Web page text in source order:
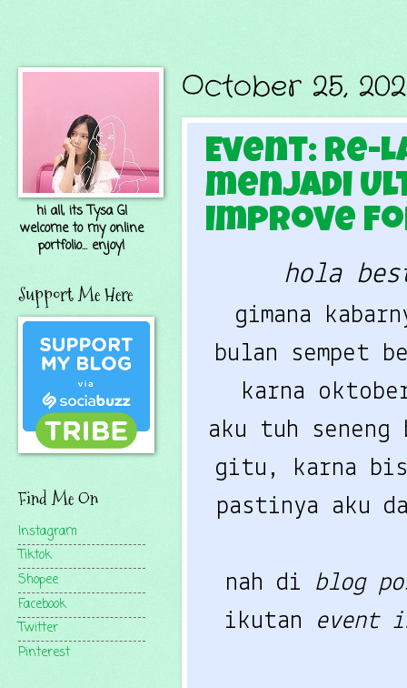
October 25,
Event: Re-
menjadi
Improve
hola
gimana
bulan sempet
karna
aku tuh
gitu, karna
pastinya aku
nah di blog
ikutan
event
hi all, its Tysa G!
welcome to my online
portfolio... enjoy!
Support Me Here
Find Me On
Instagram
Tiktok
Shopee
Facebook
Twitter
Pinterest